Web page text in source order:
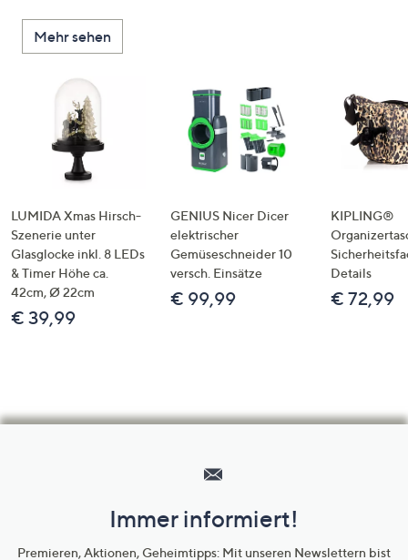
Mehr sehen
LUMIDA Xmas Hirsch-
Szenerie unter
Glasglocke inkl. 8 LEDs
& Timer Höhe ca.
42cm, Ø 22cm
€ 39,99
GENIUS Nicer Dicer
elektrischer
Gemüseschneider 10
versch. Einsätze
€ 99,99
KIPLING®
Details
€ 72,99
Unternehmensinformationen
Immer informiert!
Premieren, Aktionen, Geheimtipps: Mit unseren Newslettern bist